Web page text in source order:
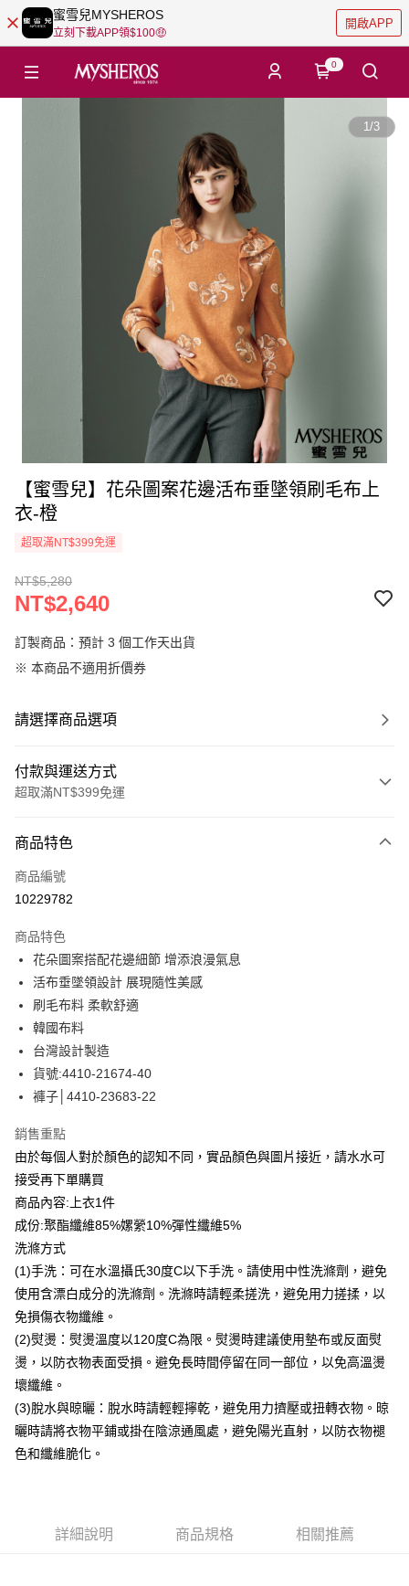
蜜雪兒MYSHEROS
立刻下載APP領$100🤑
開啟APP
0
1/3
【蜜雪兒】花朵圖案花邊活布垂墜領刷毛布上
衣-橙
超取滿NT$399免運
NT$5,280
NT$2,640
訂製商品：預計 3 個工作天出貨
※ 本商品不適用折價券
請選擇商品選項
付款與運送方式
超取滿NT$399免運
信用卡一次付款
信用卡分期付款
合作金庫商業銀行
華南商業銀行
彰化商業銀行
上海商業儲蓄銀行
國泰世華商業銀行
臺灣中小企業銀行
匯豐（台灣）商業銀行
聯邦商業銀行
元大商業銀行
玉山商業銀行
台灣樂天信用卡公司
LINE Pay
Apple Pay
街口支付
悠遊付
全盈+PAY
貨到付款
運送方式
付款後全家取貨
每筆NT$80，滿NT$399(含以上)免運費
付款後7-11取貨
每筆NT$80，滿NT$888(含以上)免運費
宅配到府
每筆NT$80，滿NT$888(含以上)免運費
貨到付款
每筆NT$80，滿NT$888(含以上)免運費
商品特色
商品編號
10229782
商品特色
花朵圖案搭配花邊細節 增添浪漫氣息
活布垂墜領設計 展現隨性美感
刷毛布料 柔軟舒適
韓國布料
台灣設計製造
貨號:4410-21674-40
褲子│4410-23683-22
銷售重點
由於每個人對於顏色的認知不同，實品顏色與圖片接近，請水水可
接受再下單購買
商品內容:上衣1件
成份:聚酯纖維85%嫘縈10%彈性纖維5%
洗滌方式
(1)手洗：可在水溫攝氏30度C以下手洗。請使用中性洗滌劑，避免
使用含漂白成分的洗滌劑。洗滌時請輕柔搓洗，避免用力搓揉，以
免損傷衣物纖維。
(2)熨燙：熨燙溫度以120度C為限。熨燙時建議使用墊布或反面熨
燙，以防衣物表面受損。避免長時間停留在同一部位，以免高溫燙
壞纖維。
(3)脫水與晾曬：脫水時請輕輕擰乾，避免用力擠壓或扭轉衣物。晾
曬時請將衣物平鋪或掛在陰涼通風處，避免陽光直射，以防衣物褪
色和纖維脆化。
詳細說明 商品規格 相關推薦